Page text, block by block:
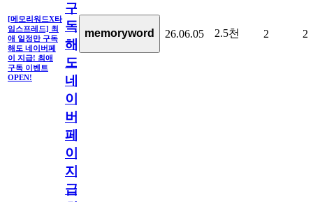
[메모리워드X타
임스프레드] 최
애 일정만 구독
해도 네이버페
이 지급! 최애
구독 이벤트
OPEN!
구
독
해
도
네
이
버
페
이
지
급!
memoryword 26.06.05 2.5천 2 2